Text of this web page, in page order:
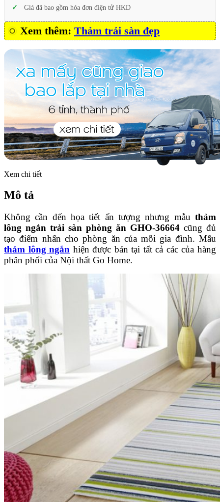
Giá đã bao gồm hóa đơn điện tử HKD
Xem thêm: Thảm trải sàn đẹp
Xem chi tiết
Mô tả
Không cần đến họa tiết ấn tượng nhưng mẫu thảm
lông ngắn trải sàn phòng ăn GHO-36664 cũng đủ
tạo điểm nhấn cho phòng ăn của mỗi gia đình. Mẫu
thảm lông ngắn hiện được bán tại tất cả các của hàng
phân phối của Nội thất Go Home.